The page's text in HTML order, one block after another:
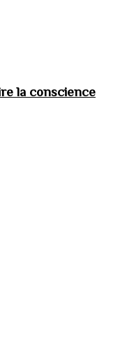
la conscience